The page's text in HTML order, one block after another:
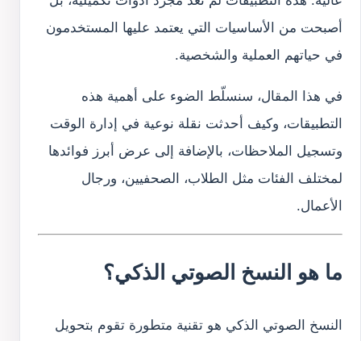
أصبحت من الأساسيات التي يعتمد عليها المستخدمون
في حياتهم العملية والشخصية.
في هذا المقال، سنسلّط الضوء على أهمية هذه
التطبيقات، وكيف أحدثت نقلة نوعية في إدارة الوقت
وتسجيل الملاحظات، بالإضافة إلى عرض أبرز فوائدها
لمختلف الفئات مثل الطلاب، الصحفيين، ورجال
الأعمال.
ما هو النسخ الصوتي الذكي؟
النسخ الصوتي الذكي هو تقنية متطورة تقوم بتحويل